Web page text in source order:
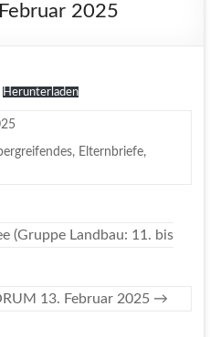
2025
Herunterladen
, Elternbriefe,
(Gruppe Landbau: 11. bis
13. Februar 2025 →